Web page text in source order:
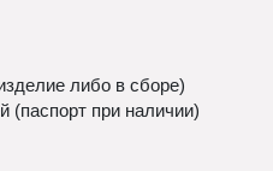
либо в сборе)
(паспорт при наличии)